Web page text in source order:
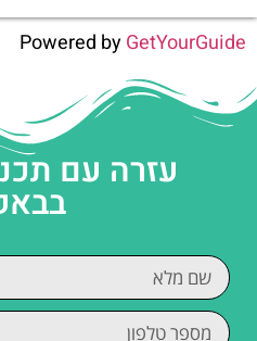
Powered byGetYourGuide
עזרה עם